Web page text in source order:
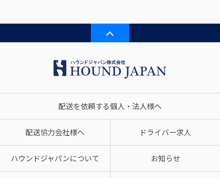
配送を依頼する個人・法人様へ
配送協力会社様へ ドライバー求人
ハウンドジャパンについて お知らせ